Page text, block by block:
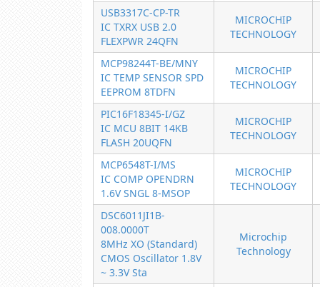
USB3317C-CP-TR
IC TXRX USB 2.0
FLEXPWR 24QFN
MICROCHIP
TECHNOLOGY
MCP98244T-BE/MNY
IC TEMP SENSOR SPD
EEPROM 8TDFN
MICROCHIP
TECHNOLOGY
PIC16F18345-I/GZ
IC MCU 8BIT 14KB
FLASH 20UQFN
MICROCHIP
TECHNOLOGY
MCP6548T-I/MS
IC COMP OPENDRN
1.6V SNGL 8-MSOP
MICROCHIP
TECHNOLOGY
DSC6011JI1B-
008.0000T
8MHz XO (Standard)
CMOS Oscillator 1.8V
~ 3.3V Sta
Microchip
Technology